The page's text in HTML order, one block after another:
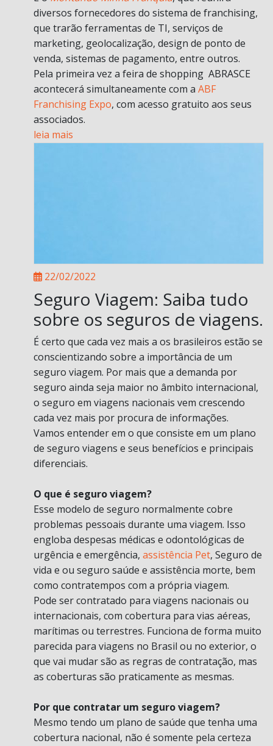
diversos fornecedores do sistema de franchising,
que trarão ferramentas de TI, serviços de
marketing, geolocalização, design de ponto de
venda, sistemas de pagamento, entre outros.
Pela primeira vez a feira de shopping ABRASCE
acontecerá simultaneamente com a ABF
Franchising Expo, com acesso gratuito aos seus
associados.
leia mais
22/02/2022
Seguro Viagem: Saiba tudo
sobre os seguros de viagens.
É certo que cada vez mais a os brasileiros estão se
conscientizando sobre a importância de um
seguro viagem. Por mais que a demanda por
seguro ainda seja maior no âmbito internacional,
o seguro em viagens nacionais vem crescendo
cada vez mais por procura de informações.
Vamos entender em o que consiste em um plano
de seguro viagens e seus benefícios e principais
diferenciais.
O que é seguro viagem?
Esse modelo de seguro normalmente cobre
problemas pessoais durante uma viagem. Isso
engloba despesas médicas e odontológicas de
urgência e emergência, assistência Pet, Seguro de
vida e ou seguro saúde e assistência morte, bem
como contratempos com a própria viagem.
Pode ser contratado para viagens nacionais ou
internacionais, com cobertura para vias aéreas,
marítimas ou terrestres. Funciona de forma muito
parecida para viagens no Brasil ou no exterior, o
que vai mudar são as regras de contratação, mas
as coberturas são praticamente as mesmas.
Por que contratar um seguro viagem?
Mesmo tendo um plano de saúde que tenha uma
cobertura nacional, não é somente pela certeza